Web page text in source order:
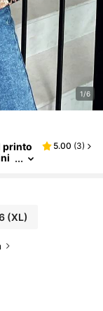
1/6
printo
5.00 (3)
(XL)